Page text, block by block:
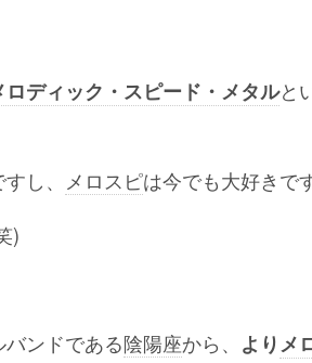
ロディック・スピード・メタルと
し、 メロスピは今でも大好きです
)
ンドである陰陽座から、 よりメ